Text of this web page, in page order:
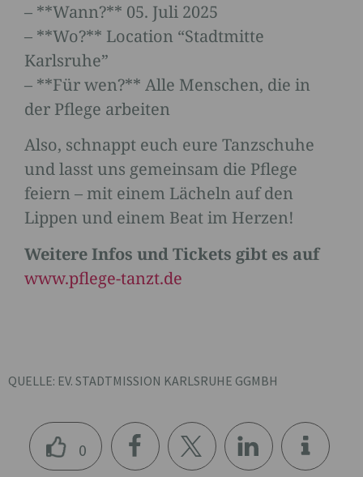
– **Wann?** 05. Juli 2025
– **Wo?** Location “Stadtmitte
Karlsruhe”
– **Für wen?** Alle Menschen, die in
der Pflege arbeiten
Also, schnappt euch eure Tanzschuhe
und lasst uns gemeinsam die Pflege
feiern – mit einem Lächeln auf den
Lippen und einem Beat im Herzen!
Weitere Infos und Tickets gibt es auf
www.pflege-tanzt.de
QUELLE: EV. STADTMISSION KARLSRUHE GGMBH
0